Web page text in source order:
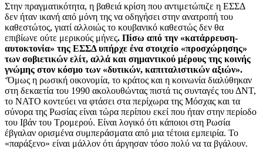
Στην πραγματικότητα, η βαθειά κρίση που αντιμετώπιζε η ΕΣΣΔ
δεν ήταν ικανή από μόνη της να οδηγήσει στην ανατροπή του
καθεστώτος, γιατί αλλοιώς το κουβανικό καθεστώς δεν θα
επιβίωνε ούτε μερικούς μήνες. Πίσω από την «κατάρρευση-
αυτοκτονία» της ΕΣΣΔ υπήρχε ένα στοιχείο «προσχώρησης»
των σοβιετικών ελίτ, αλλά και σημαντικού μέρους της κοινής
γνώμης στον κόσμο των «δυτικών, καπιταλιστικών αξιών».
‘Όμως η ρωσική οικονομία, το κράτος και η κοινωνία διαλύθηκαν
στη δεκαετία του 1990 ακολουθώντας πιστά τις συνταγές του ΔΝΤ,
το ΝΑΤΟ κοντεύει να φτάσει στα περίχωρα της Μόσχας και τα
σύνορα της Ρωσίας είναι τώρα περίπου εκεί που ήταν στην περίοδο
του Ιβάν του Τρομερού. Είναι λογικό ότι κάποιοι στη Ρωσία
έβγαλαν ορισμένα συμπεράσματα από μια τέτοια εμπειρία. Το
«παράξενο» είναι μάλλον ότι άργησαν τόσο πολύ να τα βγάλουν.